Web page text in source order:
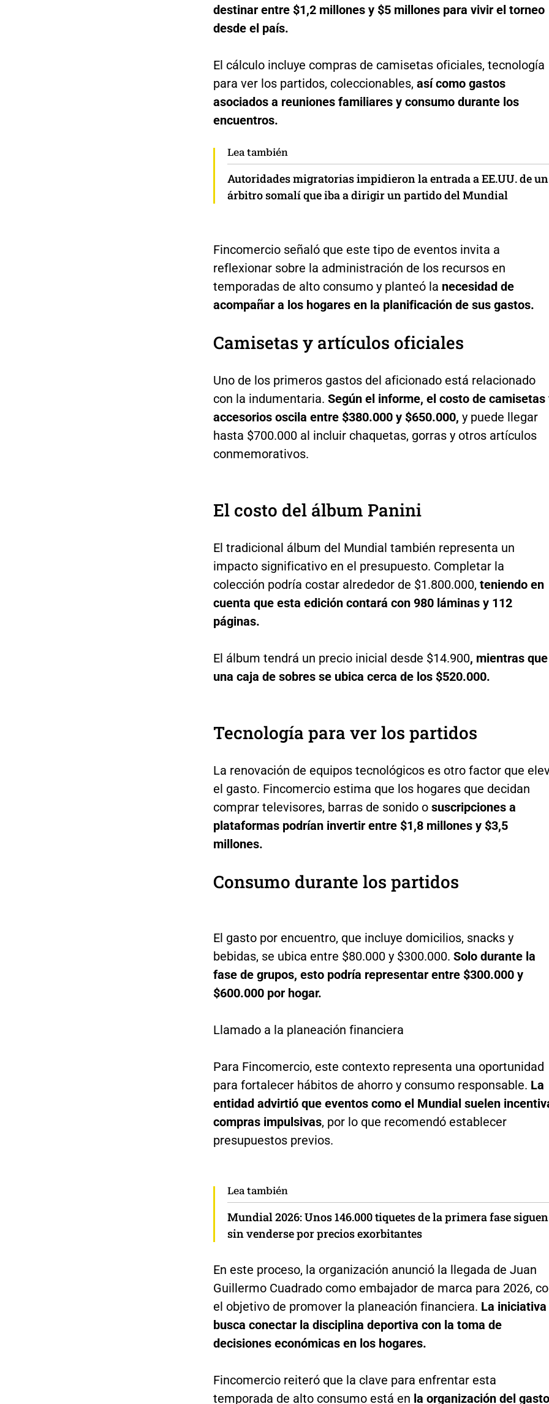
destinar entre $1,2 millones y $5 millones para vivir el torneo
desde el país.
El cálculo incluye compras de camisetas oficiales, tecnología
para ver los partidos, coleccionables, así como gastos
asociados a reuniones familiares y consumo durante los
encuentros.
Lea también
Autoridades migratorias impidieron la entrada a EE.UU. de un
árbitro somalí que iba a dirigir un partido del Mundial
Fincomercio señaló que este tipo de eventos invita a
reflexionar sobre la administración de los recursos en
temporadas de alto consumo y planteó la necesidad de
acompañar a los hogares en la planificación de sus gastos.
Camisetas y artículos oficiales
Uno de los primeros gastos del aficionado está relacionado
con la indumentaria. Según el informe, el costo de camisetas
accesorios oscila entre $380.000 y $650.000, y puede llegar
hasta $700.000 al incluir chaquetas, gorras y otros artículos
conmemorativos.
El costo del álbum Panini
El tradicional álbum del Mundial también representa un
impacto significativo en el presupuesto. Completar la
colección podría costar alrededor de $1.800.000, teniendo en
cuenta que esta edición contará con 980 láminas y 112
páginas.
El álbum tendrá un precio inicial desde $14.900, mientras que
una caja de sobres se ubica cerca de los $520.000.
Tecnología para ver los partidos
La renovación de equipos tecnológicos es otro factor que
el gasto. Fincomercio estima que los hogares que decidan
comprar televisores, barras de sonido o suscripciones a
plataformas podrían invertir entre $1,8 millones y $3,5
millones.
Consumo durante los partidos
El gasto por encuentro, que incluye domicilios, snacks y
bebidas, se ubica entre $80.000 y $300.000. Solo durante la
fase de grupos, esto podría representar entre $300.000 y
$600.000 por hogar.
Llamado a la planeación financiera
Para Fincomercio, este contexto representa una oportunidad
para fortalecer hábitos de ahorro y consumo responsable. La
entidad advirtió que eventos como el Mundial suelen
compras impulsivas, por lo que recomendó establecer
presupuestos previos.
Lea también
Mundial 2026: Unos 146.000 tiquetes de la primera fase siguen
sin venderse por precios exorbitantes
En este proceso, la organización anunció la llegada de Juan
Guillermo Cuadrado como embajador de marca para 2026,
el objetivo de promover la planeación financiera. La iniciativa
busca conectar la disciplina deportiva con la toma de
decisiones económicas en los hogares.
Fincomercio reiteró que la clave para enfrentar esta
temporada de alto consumo está en la organización del gasto